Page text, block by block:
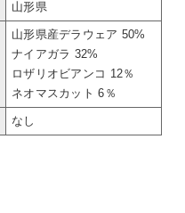
山形県
山形県産デラウェア 50%
ナイアガラ 32%
ロザリオビアンコ 12％
ネオマスカット 6％
なし